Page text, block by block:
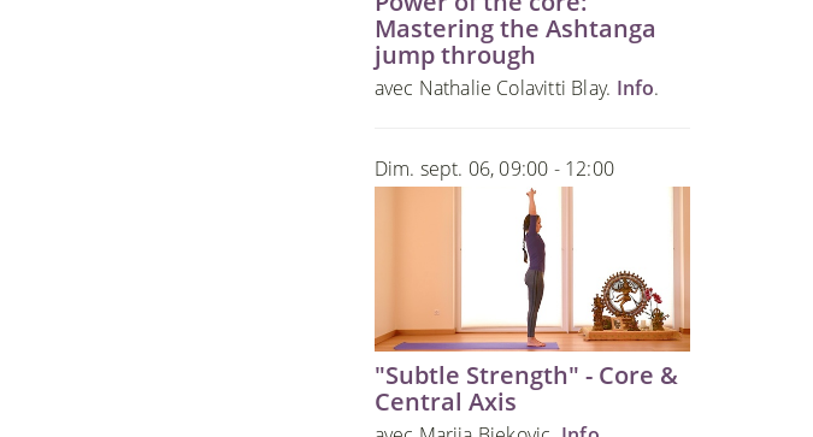
Mastering the Ashtanga
jump through
avec Nathalie Colavitti Blay. Info.
Dim. sept. 06, 09:00 - 12:00
"Subtle Strength" - Core &
Central Axis